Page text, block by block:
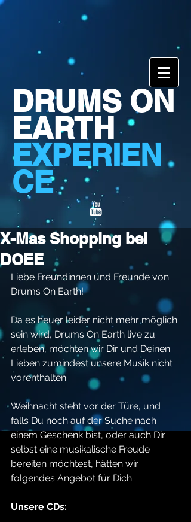
DRUMS ON
EARTH
EXPERIEN
CE
X-Mas Shopping bei
DOEE
Liebe Freundinnen und Freunde von
Drums On Earth!
Da es heuer leider nicht mehr möglich
sein wird, Drums On Earth live zu
erleben, möchten wir Dir und Deinen
Lieben zumindest unsere Musik nicht
vorenthalten.
Weihnacht steht vor der Türe, und
falls Du noch auf der Suche nach
einem Geschenk bist, oder auch Dir
selbst eine musikalische Freude
bereiten möchtest, hätten wir
folgendes Angebot für Dich:
Unsere CDs: